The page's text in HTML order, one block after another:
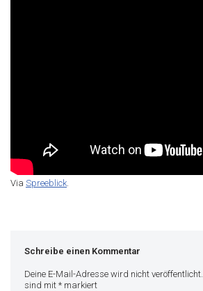
Via Spreeblick.
Schreibe einen Kommentar
Deine E-Mail-Adresse wird nicht veröffentlicht.
sind mit * markiert